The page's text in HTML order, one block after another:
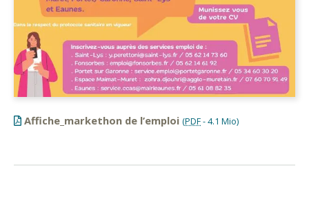
Affiche_markethon de l’emploi (PDF-4.1 Mio)